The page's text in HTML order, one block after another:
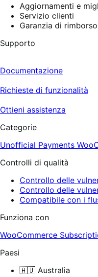
Aggiornamenti e
Servizio clienti
Garanzia di
Supporto
Documentazione
Richieste di funzionalità
Ottieni assistenza
Categorie
Unofficial Payments
Controlli di qualità
Controllo delle
Controllo delle
Compatibile con i
Funziona con
WooCommerce
Paesi
🇦🇺 Australia